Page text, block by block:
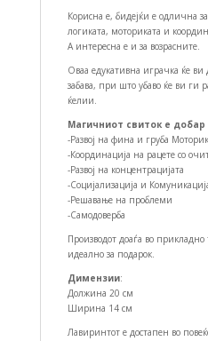
Корисна е, бидејќи е одлична
логиката, моториката и
А интересна е и за возрасните.
Оваа едукативна играчка ќе ви
забава, при што убаво ќе ви ги
ќелии.
Магичниот свиток е добар
-Развој на фина и груба
-Координација на рацете со
-Развој на концентрацијата
-Социјализација и
-Решавање на проблеми
-Самодоверба
Производот доаѓа во прикладно
идеално за подарок.
Димензии:
Должина 20 см
Ширина 14 см
Лавиринтот е достапен во